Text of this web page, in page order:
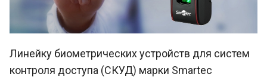
Линейку биометрических устройств для систем
контроля доступа (СКУД) марки Smartec